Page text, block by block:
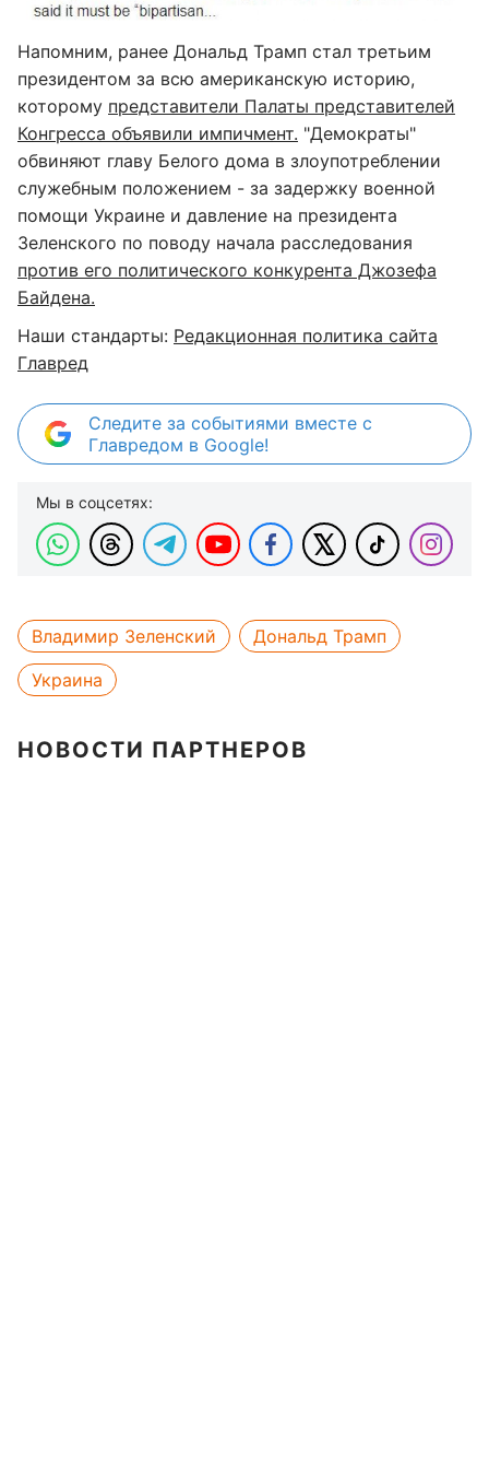
Напомним, ранее Дональд Трамп стал третьим
президентом за всю американскую историю,
которому представители Палаты представителей
Конгресса объявили импичмент. "Демократы"
обвиняют главу Белого дома в злоупотреблении
служебным положением - за задержку военной
помощи Украине и давление на президента
Зеленского по поводу начала расследования
против его политического конкурента Джозефа
Байдена.
Наши стандарты: Редакционная политика сайта
Главред
Следите за событиями вместе с
Главредом в Google!
Мы в соцсетях:
Владимир Зеленский
Дональд Трамп
Украина
НОВОСТИ ПАРТНЕРОВ